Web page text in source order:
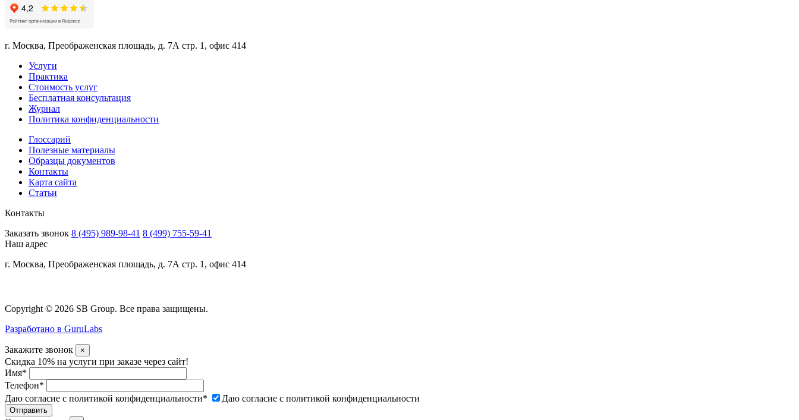
г. Москва, Преображенская площадь, д. 7А стр. 1, офис 414
Услуги
Практика
Стоимость услуг
Бесплатная консультация
Журнал
Политика конфиденциальности
Глоссарий
Полезные материалы
Образцы документов
Контакты
Карта сайта
Статьи
Контакты
Заказать звонок 8 (495) 989-98-41 8 (499) 755-59-41
Наш адрес
г. Москва, Преображенская площадь, д. 7А стр. 1, офис 414
Copyright © 2026 SB Group. Все права защищены.
Разработано в GuruLabs
Закажите звонок ×
Скидка 10% на услуги при заказе через сайт!
Имя*
Телефон*
Даю согласие с политикой конфиденциальности* Даю согласие с политикой конфиденциальности